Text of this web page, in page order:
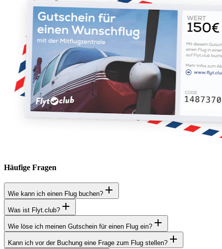
Häufige Fragen
Wie kann ich einen Flug buchen?
Was ist Flyt.club?
Wie löse ich meinen Gutschein für einen Flug ein?
Kann ich vor der Buchung eine Frage zum Flug stellen?